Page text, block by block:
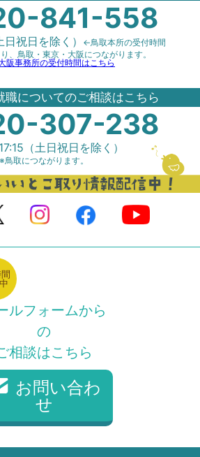
就職イベント
＼全学年対象！／インターン前にコ
ツアー（東部：2/13，西部2/14）開催
イベント情報
就職イベント
＼バーチャル空間での移住イベント！
2024開催（12/14）のお知らせ♪
護者のための就活講座～就活事情を知
就職イベント
っとり企業紹介フェアを開催します！
就職イベント
ポート〈就活相談〉〈自己分析〉〈ES
就職イベント
とり企業ガイドご紹介】貴社の採用活
企業向け
必見]とっとり企業ガイド2026Web
付中！
╱【最新】とっとり企業ガイド２０２
企業向け
お知らせ
取県バス協会バス運転体験会
外部サイトへリンクします】
企業向け
２０２６年卒学生向け新卒採用情報等
求人情報
841-558
祝日を除く）
←鳥取本所の受付時間
、鳥取・東京・大阪につながります。
阪事務所の受付時間はこちら
職についてのご相談はこちら
307-238
（土日祝日を除く）
※鳥取につながります。
ルフォームから
の
相談はこちら
お問い合わ
せ